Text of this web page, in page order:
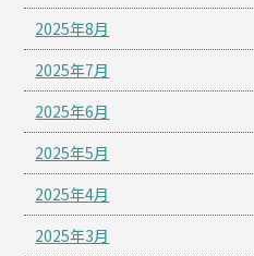
2025年8月
2025年7月
2025年6月
2025年5月
2025年4月
2025年3月